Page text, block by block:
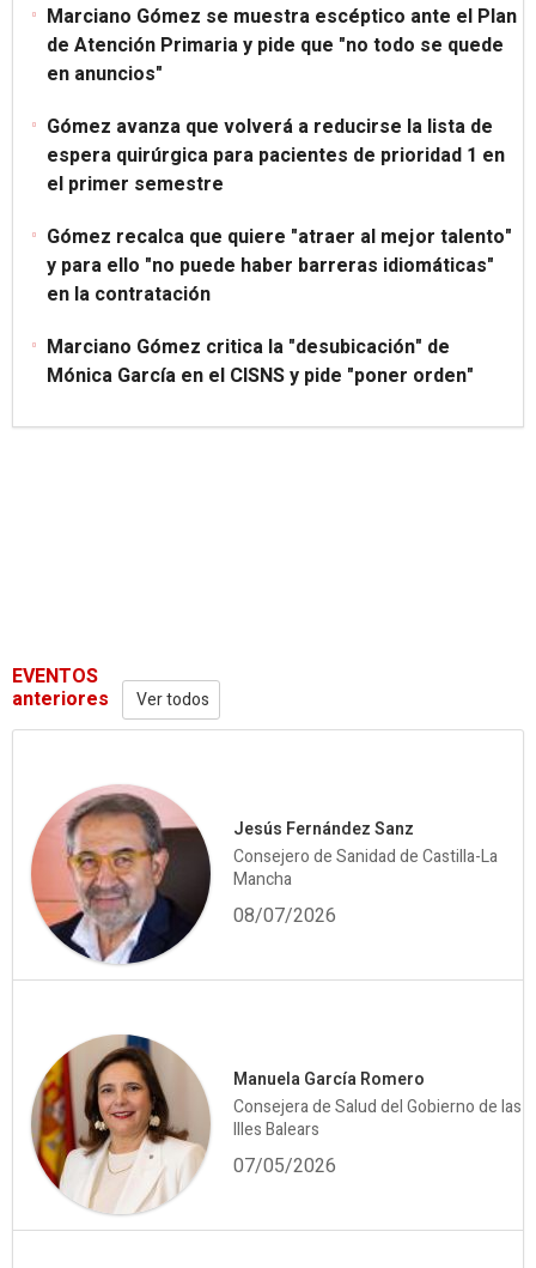
Marciano Gómez se muestra escéptico ante el Plan
de Atención Primaria y pide que "no todo se quede
en anuncios"
Gómez avanza que volverá a reducirse la lista de
espera quirúrgica para pacientes de prioridad 1 en
el primer semestre
Gómez recalca que quiere "atraer al mejor talento"
y para ello "no puede haber barreras idiomáticas"
en la contratación
Marciano Gómez critica la "desubicación" de
Mónica García en el CISNS y pide "poner orden"
EVENTOS
anteriores Ver todos
Jesús Fernández Sanz
Consejero de Sanidad de Castilla-La
Mancha
08/07/2026
Manuela García Romero
Consejera de Salud del Gobierno de las
Illes Balears
07/05/2026